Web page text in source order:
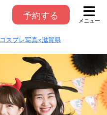
予約する メニュー
コスプレ写真×滋賀県